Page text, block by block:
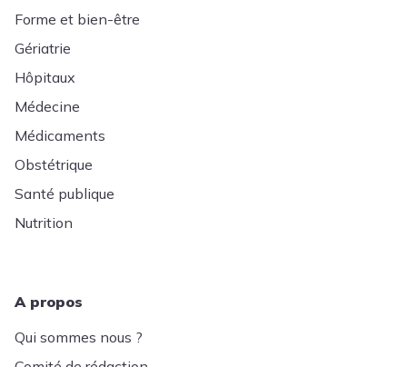
Forme et bien-être
Gériatrie
Hôpitaux
Médecine
Médicaments
Obstétrique
Santé publique
Nutrition
A propos
Qui sommes nous ?